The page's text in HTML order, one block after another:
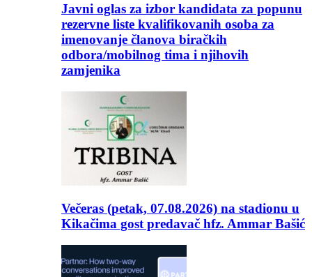
Javni oglas za izbor kandidata za popunu
rezervne liste kvalifikovanih osoba za
imenovanje članova biračkih
odbora/mobilnog tima i njihovih
zamjenika
Večeras (petak, 07.08.2026) na stadionu u
Kikačima gost predavač hfz. Ammar Bašić